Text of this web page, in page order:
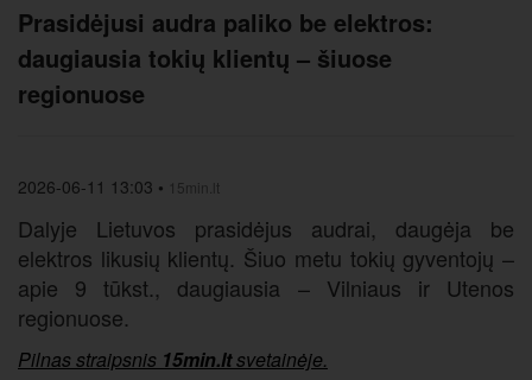
Prasidėjusi audra paliko be elektros:
daugiausia tokių klientų – šiuose
regionuose
2026-06-11 13:03 • 15min.lt
Dalyje Lietuvos prasidėjus audrai, daugėja be
elektros likusių klientų. Šiuo metu tokių gyventojų –
apie 9 tūkst., daugiausia – Vilniaus ir Utenos
regionuose.
Pilnas straipsnis 15min.ltsvetainėje.